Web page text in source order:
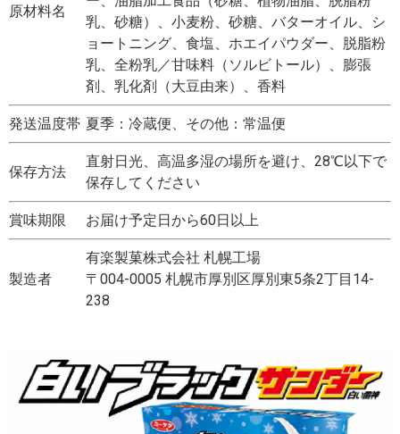
原材料名
乳、砂糖）、小麦粉、砂糖、バターオイル、シ
ョートニング、食塩、ホエイパウダー、脱脂粉
乳、全粉乳／甘味料（ソルビトール）、膨張
剤、乳化剤（大豆由来）、香料
発送温度帯 夏季：冷蔵便、その他：常温便
保存方法
直射日光、高温多湿の場所を避け、28℃以下で
保存してください
賞味期限 お届け予定日から60日以上
製造者
有楽製菓株式会社 札幌工場
〒004-0005 札幌市厚別区厚別東5条2丁目14-
238